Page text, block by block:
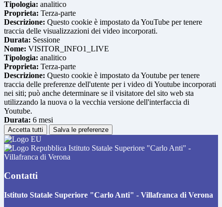
Tipologia: analitico
Proprieta: Terza-parte
Descrizione: Questo cookie è impostato da YouTube per tenere
traccia delle visualizzazioni dei video incorporati.
Durata: Sessione
Nome: VISITOR_INFO1_LIVE
Tipologia: analitico
Proprieta: Terza-parte
Descrizione: Questo cookie è impostato da Youtube per tenere
traccia delle preferenze dell'utente per i video di Youtube incorporati
nei siti; può anche determinare se il visitatore del sito web sta
utilizzando la nuova o la vecchia versione dell'interfaccia di
Youtube.
Durata: 6 mesi
Accetta tutti Salva le preferenze
Istituto Statale Superiore "Carlo Anti" -
Villafranca di Verona
Contatti
Istituto Statale Superiore "Carlo Anti" - Villafranca di Verona